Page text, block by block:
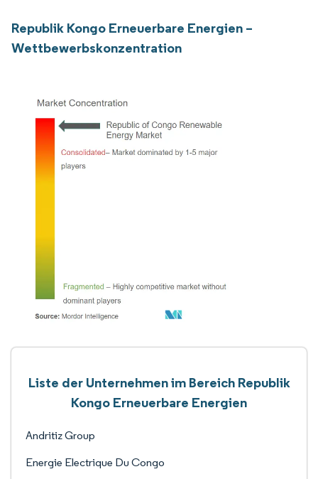
Republik Kongo Erneuerbare Energien –
Wettbewerbskonzentration
Liste der Unternehmen im Bereich Republik
Kongo Erneuerbare Energien
Andritiz Group
Energie Electrique Du Congo